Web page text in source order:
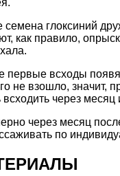
глоксиний
как правило,
первые всходы
не взошло,
всходить через
через месяц
по